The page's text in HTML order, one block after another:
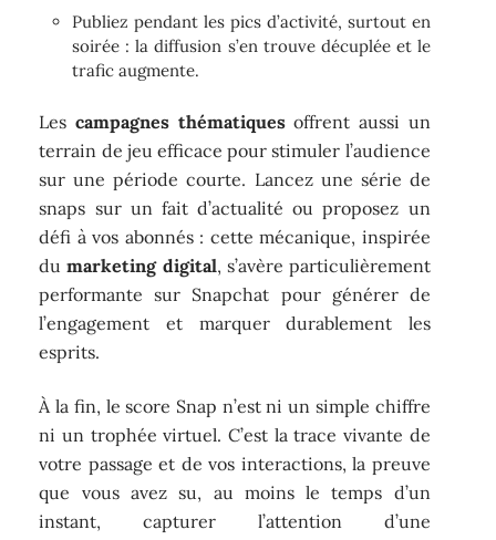
Publiez pendant les pics d’activité, surtout en
soirée : la diffusion s’en trouve décuplée et le
trafic augmente.
Lescampagnes thématiquesoffrent aussi un
terrain de jeu efficace pour stimuler l’audience
sur une période courte. Lancez une série de
snaps sur un fait d’actualité ou proposez un
défi à vos abonnés : cette mécanique, inspirée
dumarketing digital, s’avère particulièrement
performante sur Snapchat pour générer de
l’engagement et marquer durablement les
esprits.
À la fin, le score Snap n’est ni un simple chiffre
ni un trophée virtuel. C’est la trace vivante de
votre passage et de vos interactions, la preuve
que vous avez su, au moins le temps d’un
instant, capturer l’attention d’une